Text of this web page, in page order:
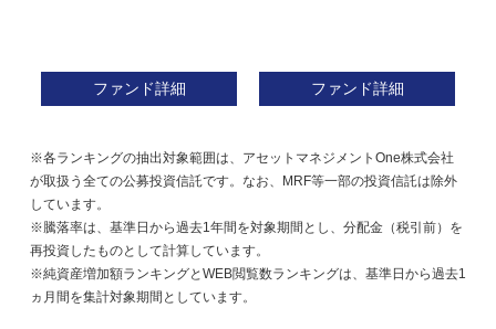
ファンド詳細 ファンド詳細
※各ランキングの抽出対象範囲は、アセットマネジメントOne株式会社
が取扱う全ての公募投資信託です。なお、MRF等一部の投資信託は除外
しています。
※騰落率は、基準日から過去1年間を対象期間とし、分配金（税引前）を
再投資したものとして計算しています。
※純資産増加額ランキングとWEB閲覧数ランキングは、基準日から過去1
ヵ月間を集計対象期間としています。